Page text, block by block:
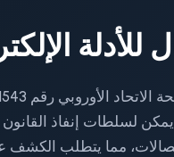
للأدلة
مما يتطلب الكشف